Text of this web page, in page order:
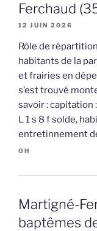
Ferchaud
12 JUIN 2026
Rôle de
habitants de la
et frairies en
s’est trouvé
savoir : capitation
L 1 s 8 f solde,
entretinnement
OH
Martigné-
baptêmes